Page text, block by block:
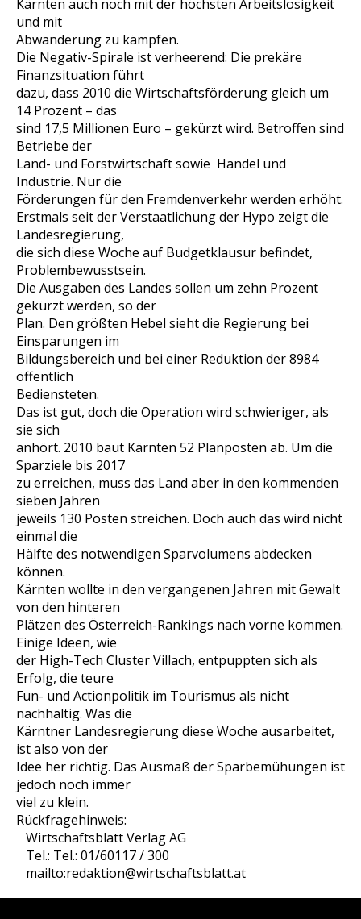
Kärnten auch noch mit der höchsten Arbeitslosigkeit
und mit
Abwanderung zu kämpfen.
Die Negativ-Spirale ist verheerend: Die prekäre
Finanzsituation führt
dazu, dass 2010 die Wirtschaftsförderung gleich um
14 Prozent – das
sind 17,5 Millionen Euro – gekürzt wird. Betroffen sind
Betriebe der
Land- und Forstwirtschaft sowie Handel und
Industrie. Nur die
Förderungen für den Fremdenverkehr werden erhöht.
Erstmals seit der Verstaatlichung der Hypo zeigt die
Landesregierung,
die sich diese Woche auf Budgetklausur befindet,
Problembewusstsein.
Die Ausgaben des Landes sollen um zehn Prozent
gekürzt werden, so der
Plan. Den größten Hebel sieht die Regierung bei
Einsparungen im
Bildungsbereich und bei einer Reduktion der 8984
öffentlich
Bediensteten.
Das ist gut, doch die Operation wird schwieriger, als
sie sich
anhört. 2010 baut Kärnten 52 Planposten ab. Um die
Sparziele bis 2017
zu erreichen, muss das Land aber in den kommenden
sieben Jahren
jeweils 130 Posten streichen. Doch auch das wird nicht
einmal die
Hälfte des notwendigen Sparvolumens abdecken
können.
Kärnten wollte in den vergangenen Jahren mit Gewalt
von den hinteren
Plätzen des Österreich-Rankings nach vorne kommen.
Einige Ideen, wie
der High-Tech Cluster Villach, entpuppten sich als
Erfolg, die teure
Fun- und Actionpolitik im Tourismus als nicht
nachhaltig. Was die
Kärntner Landesregierung diese Woche ausarbeitet,
ist also von der
Idee her richtig. Das Ausmaß der Sparbemühungen ist
jedoch noch immer
viel zu klein.
Rückfragehinweis:
Wirtschaftsblatt Verlag AG
Tel.: Tel.: 01/60117 / 300
mailto:redaktion@wirtschaftsblatt.at